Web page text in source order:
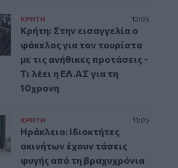
ΚΡΗΤΗ 12:05
Κρήτη: Στην εισαγγελία ο
φάκελος για τον τουρίστα
με τις ανήθικες προτάσεις -
Τι λέει η ΕΛ.ΑΣ για τη
10χρονη
ΚΡΗΤΗ 11:05
Ηράκλειο: Ιδιοκτήτες
ακινήτων έχουν τάσεις
φυγής από τη βραχυχρόνια